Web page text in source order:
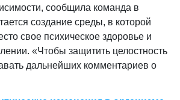
сообщила команда в
создание среды, в которой
свое психическое здоровье и
«Чтобы защитить целостность
дальнейших комментариев о